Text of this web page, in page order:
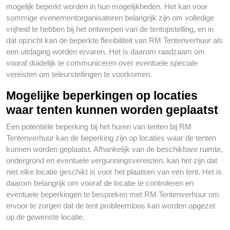
mogelijk beperkt worden in hun mogelijkheden. Het kan voor
sommige evenementorganisatoren belangrijk zijn om volledige
vrijheid te hebben bij het ontwerpen van de tentopstelling, en in
dat opzicht kan de beperkte flexibiliteit van RM Tentenverhuur als
een uitdaging worden ervaren. Het is daarom raadzaam om
vooraf duidelijk te communiceren over eventuele speciale
vereisten om teleurstellingen te voorkomen.
Mogelijke beperkingen op locaties
waar tenten kunnen worden geplaatst
Een potentiële beperking bij het huren van tenten bij RM
Tentenverhuur kan de beperking zijn op locaties waar de tenten
kunnen worden geplaatst. Afhankelijk van de beschikbare ruimte,
ondergrond en eventuele vergunningsvereisten, kan het zijn dat
niet elke locatie geschikt is voor het plaatsen van een tent. Het is
daarom belangrijk om vooraf de locatie te controleren en
eventuele beperkingen te bespreken met RM Tentenverhuur om
ervoor te zorgen dat de tent probleemloos kan worden opgezet
op de gewenste locatie.